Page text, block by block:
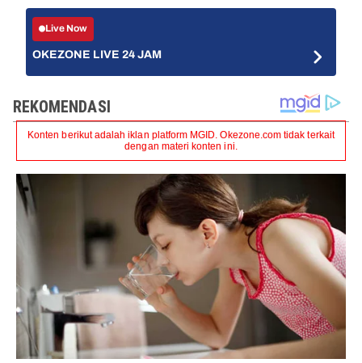
Live Now
OKEZONE LIVE 24 JAM